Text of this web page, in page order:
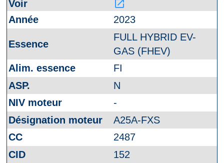
launch
2023
FULL HYBRID EV-
GAS (FHEV)
FI
N
-
A25A-FXS
2487
152